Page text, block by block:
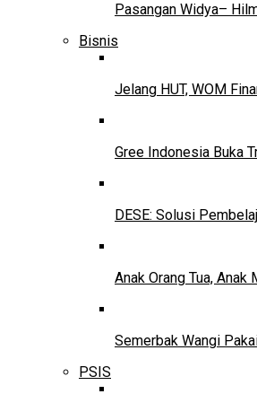
Pasangan Widya–
Bisnis
Jelang HUT, WOM
Gree Indonesia Buka
DESE: Solusi
Anak Orang Tua, Anak
Semerbak Wangi
PSIS